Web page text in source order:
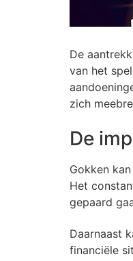
De
van het
zich
De
Gokken
Het
gepaard
Daarnaast
financiële